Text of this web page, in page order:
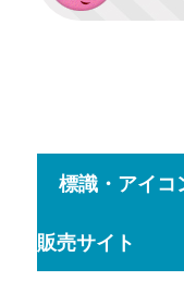
標識・アイコ
販売サイト